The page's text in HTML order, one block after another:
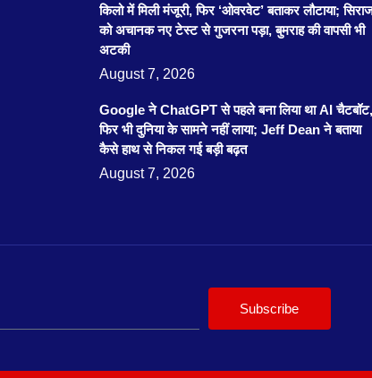
किलो में मिली मंजूरी, फिर ‘ओवरवेट’ बताकर लौटाया;
को अचानक नए टेस्ट से गुजरना पड़ा, बुमराह की वापसी भी
अटकी
August 7, 2026
Google ने ChatGPT से पहले बना लिया था AI चैटबॉट,
फिर भी दुनिया के सामने नहीं लाया; Jeff Dean ने बताया
कैसे हाथ से निकल गई बड़ी बढ़त
August 7, 2026
Subscribe